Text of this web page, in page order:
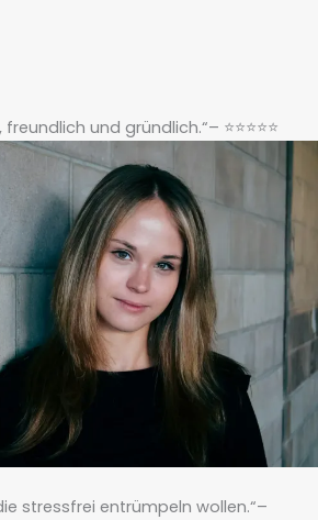
und gründlich.“– ⭐⭐⭐⭐⭐
stressfrei entrümpeln wollen.“–